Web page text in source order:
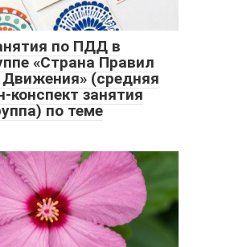
по ПДД в
«Страна Правил
(средняя
конспект занятия
по теме